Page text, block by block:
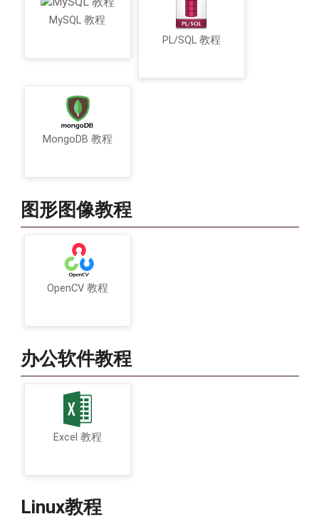
MySQL 教程
PL/SQL 教程
MongoDB 教程
图形图像教程
OpenCV 教程
办公软件教程
Excel 教程
Linux教程